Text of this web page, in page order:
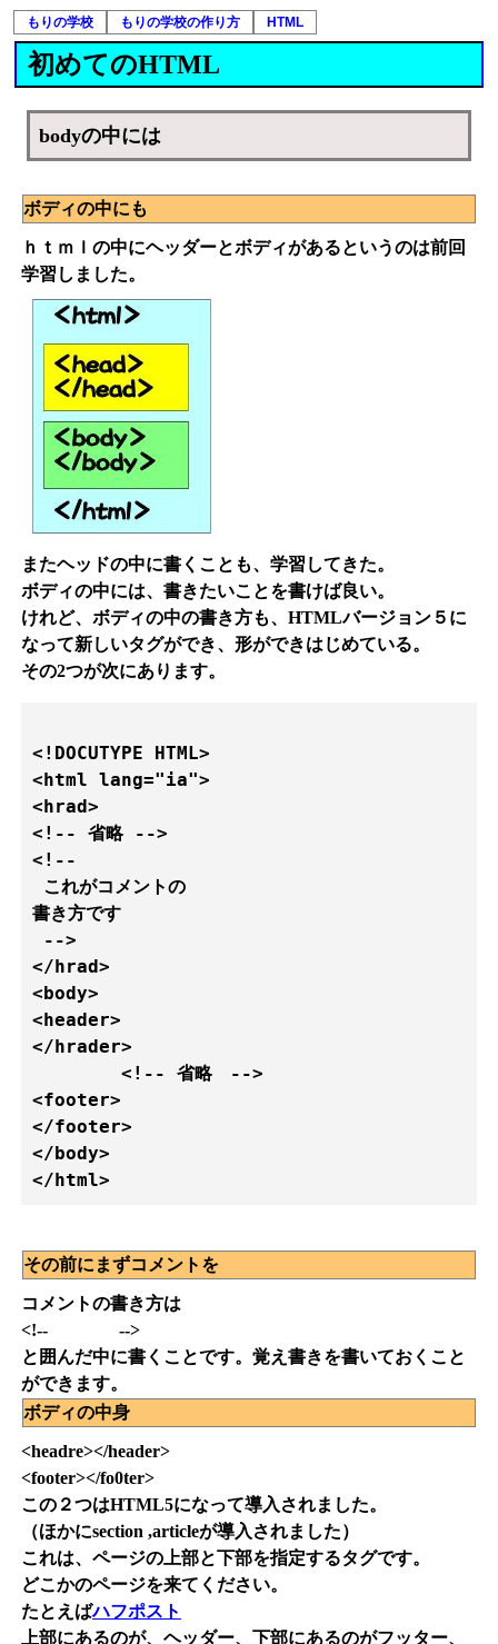
もりの学校 もりの学校の作り方 HTML
初めてのHTML
bodyの中には
ボディの中にも
ｈｔｍｌの中にヘッダーとボディがあるというのは前回
学習しました。
またヘッドの中に書くことも、学習してきた。
ボディの中には、書きたいことを書けば良い。
けれど、ボディの中の書き方も、HTMLバージョン５に
なって新しいタグができ、形ができはじめている。
その2つが次にあります。
<!DOCUTYPE HTML>
<html lang="ia">
<hrad>
<!-- 省略 -->
<!--
これがコメントの
書き方です
-->
</hrad>
<body>
<header>
</hrader>
<footer>
</footer>
</body>
その前にまずコメントを
コメントの書き方は
<!-- -->
と囲んだ中に書くことです。覚え書きを書いておくこと
ができます。
ボディの中身
<headre></header>
<footer></fo0ter>
この２つはHTML5になって導入されました。
（ほかにsection ,articleが導入されました）
これは、ページの上部と下部を指定するタグです。
どこかのページを来てください。
たとえばハフポスト
上部にあるのが、ヘッダー、下部にあるのがフッター、